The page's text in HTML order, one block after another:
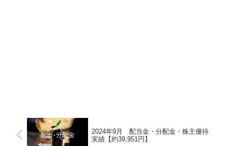
2024年9月 配当金・分配金・株主優待
実績【約39,951円】